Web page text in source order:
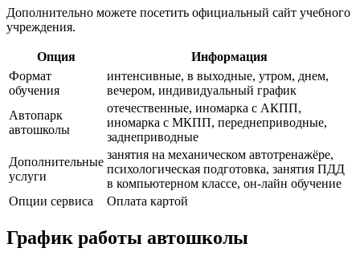
Дополнительно можете посетить официальный сайт учебного
учреждения.
Опция
Информация
Формат
обучения
интенсивные, в выходные, утром, днем,
вечером, индивидуальный график
Автопарк
автошколы
отечественные, иномарка с АКПП,
иномарка с МКПП, переднеприводные,
заднеприводные
Дополнительные
услуги
занятия на механическом автотренажёре,
психологическая подготовка, занятия ПДД
в компьютерном классе, он-лайн обучение
Опции сервиса
Оплата картой
График работы автошколы